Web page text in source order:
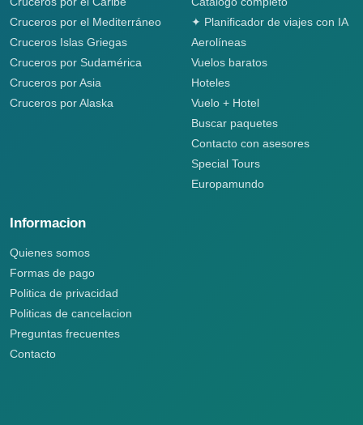
Cruceros por el Mediterráneo
Cruceros Islas Griegas
Cruceros por Sudamérica
Cruceros por Asia
Cruceros por Alaska
✦ Planificador de viajes con IA
Aerolíneas
Vuelos baratos
Hoteles
Vuelo + Hotel
Buscar paquetes
Contacto con asesores
Special Tours
Europamundo
Informacion
Quienes somos
Formas de pago
Politica de privacidad
Politicas de cancelacion
Preguntas frecuentes
Contacto